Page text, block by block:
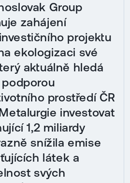
Group
zahájení
projektu
ekologizaci své
aktuálně hledá
prostředí ČR
investovat
1,2 miliardy
snížila emise
látek a
svých